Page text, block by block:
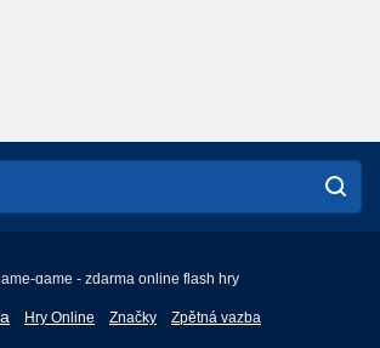
game - zdarma online flash hry
Hry Online Značky Zpětná vazba